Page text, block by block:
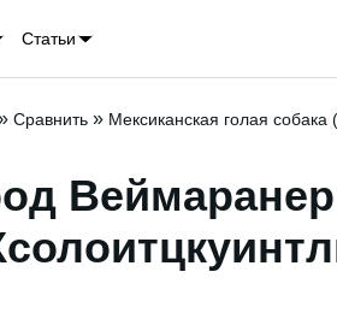
Статьи
Сравнить » Мексиканская голая собака